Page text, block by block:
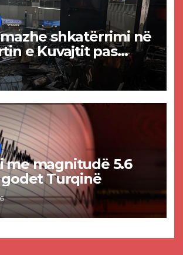
shkatërrimi në
e Kuvajtit pas
një i vdekur
të plagosur
me magnitudë 5.6
Turqinë